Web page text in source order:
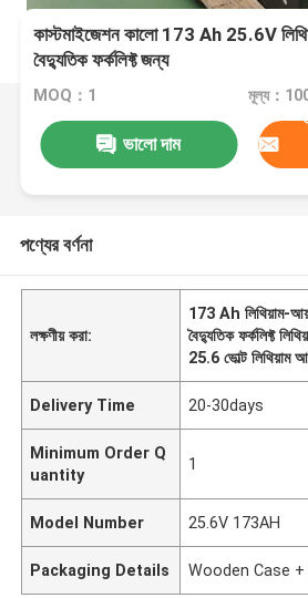
কাস্টমাইজেশন কালো 173 Ah 25.6V
বৈদ্যুতিক ফর্কলিফ্ট জন্য
MOQ：1 মূল্য：
ভালো দাম
পণ্যের বর্ণনা
লক্ষণীয় করা:
173 Ah লিথিয়াম-
বৈদ্যুতিক ফর্কলিফ্ট
25.6 ভোল্ট লিথিয়াম
Delivery Time 20-30days
Minimum Order Q
uantity
1
Model Number 25.6V 173AH
Packaging Details Wooden Case +